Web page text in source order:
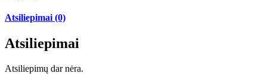
Atsiliepimai (0)
Atsiliepimai
Atsiliepimų dar nėra.